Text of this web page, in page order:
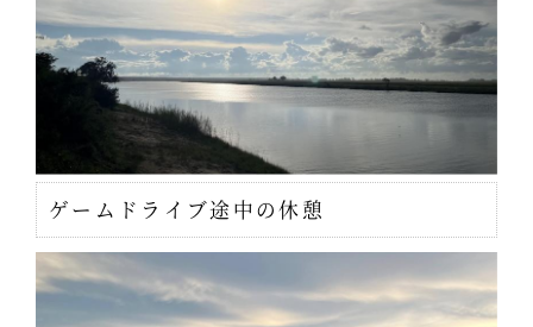
ゲームドライブ途中の休憩